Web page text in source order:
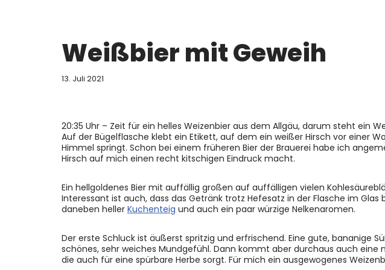
Weißbier mit Geweih
13. Juli 2021
20:35 Uhr – Zeit für ein helles Weizenbier aus dem Allgäu, darum steht ein
Auf der Bügelflasche klebt ein Etikett, auf dem ein weißer Hirsch vor einer
Himmel springt. Schon bei einem früheren Bier der Brauerei habe ich
Hirsch auf mich einen recht kitschigen Eindruck macht.
Ein hellgoldenes Bier mit auffällig großen auf auffälligen vielen
Interessant ist auch, dass das Getränk trotz Hefesatz in der Flasche im
daneben heller Kuchenteig und auch ein paar würzige Nelkenaromen.
Der erste Schluck ist äußerst spritzig und erfrischend. Eine gute, bananige
schönes, sehr weiches Mundgefühl. Dann kommt aber durchaus auch eine
die auch für eine spürbare Herbe sorgt. Für mich ein ausgewogenes